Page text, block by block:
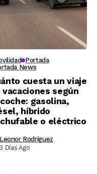
Portada
News
cuesta un viaje
vacaciones según
gasolina,
híbrido
o eléctrico
Leonor Rodríguez
3 Días Ago